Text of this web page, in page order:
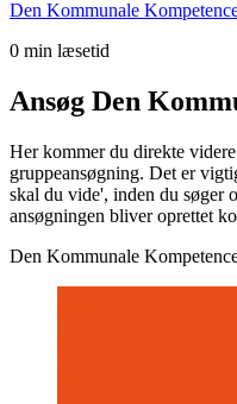
Den Kommunale
0 min læsetid
Ansøg Den
Her kommer du direkte
gruppeansøgning. Det er
skal du vide', inden du søger
ansøgningen bliver oprettet
Den Kommunale